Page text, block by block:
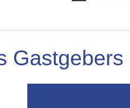
Gastgebers